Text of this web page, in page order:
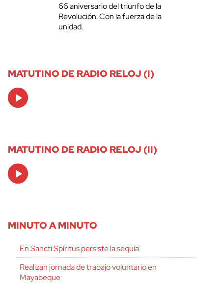
66 aniversario del triunfo de la
Revolución. Con la fuerza de la
unidad.
MATUTINO DE RADIO RELOJ (I)
Audio
Player
MATUTINO DE RADIO RELOJ (II)
Audio
Player
MINUTO A MINUTO
En Sancti Spíritus persiste la sequía
Realizan jornada de trabajo voluntario en
Mayabeque